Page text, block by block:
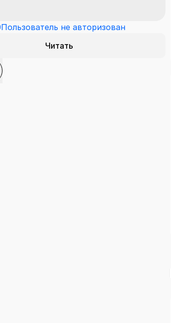
Пользователь не авторизован
Читать